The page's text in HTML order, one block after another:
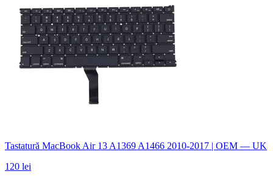
Tastatură MacBook Air 13 A1369 A1466 2010-2017 | OEM — UK
120 lei